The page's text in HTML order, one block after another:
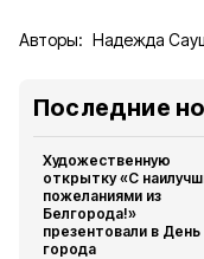
Авторы: Надежда
Последние
Художественную
открытку «С
пожеланиями из
Белгорода!»
презентовали в День
города